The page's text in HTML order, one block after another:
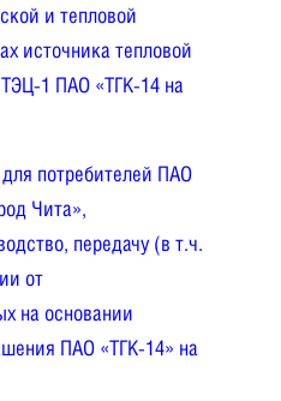
и тепловой
источника тепловой
1 ПАО «ТГК-14 на
потребителей ПАО
Чита»,
передачу (в т.ч.
от
на основании
ПАО «ТГК-14» на